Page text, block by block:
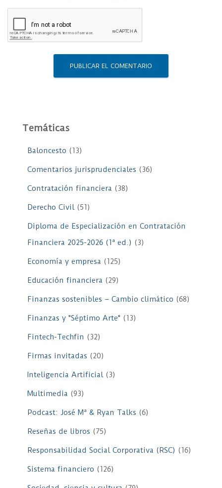
Temáticas
Baloncesto (13)
Comentarios jurisprudenciales (36)
Contratación financiera (38)
Derecho Civil(51)
Diploma de Especialización en Contratación
Financiera 2025-2026 (1ª ed.) (3)
Economía y empresa (125)
Educación financiera (29)
Finanzas sostenibles – Cambio climático (68)
Finanzas y "Séptimo Arte" (13)
Fintech-Techfin (32)
Firmas invitadas (20)
Inteligencia Artificial(3)
Multimedia (93)
Podcast: José Mª & Ryan Talks (6)
Reseñas de libros (75)
Responsabilidad Social Corporativa (RSC) (16)
Sistema financiero (126)